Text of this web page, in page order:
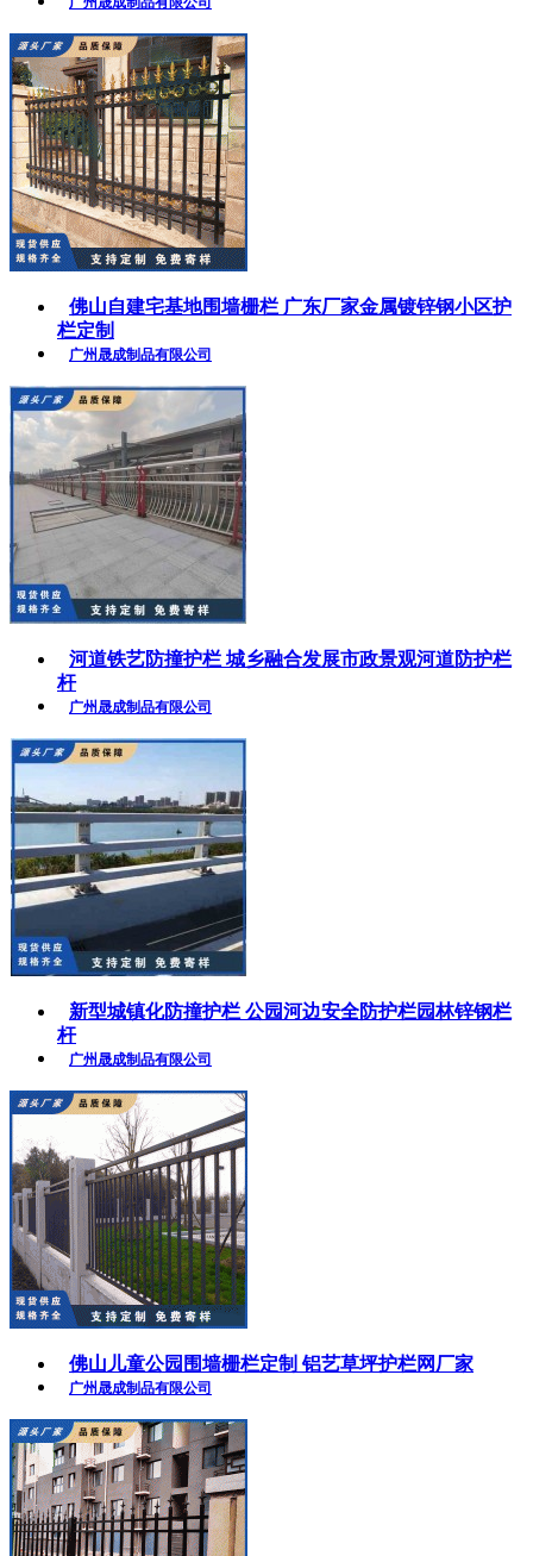
佛山自建宅基地围墙栅栏 广东厂家金属镀锌钢小区护
栏定制
广州晟成制品有限公司
河道铁艺防撞护栏 城乡融合发展市政景观河道防护栏
杆
广州晟成制品有限公司
新型城镇化防撞护栏 公园河边安全防护栏园林锌钢栏
杆
广州晟成制品有限公司
佛山儿童公园围墙栅栏定制 铝艺草坪护栏网厂家
广州晟成制品有限公司